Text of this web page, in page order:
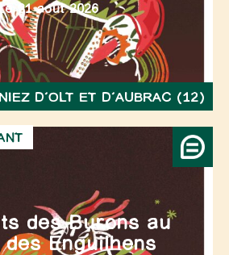
21 août 2026
D’OLT ET D’AUBRAC (12)
des Burons au
Enguilhens